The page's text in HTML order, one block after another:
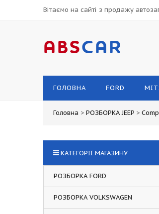
Вітаємо на сайті з продажу
ABSCAR
ГОЛОВНА FORD
Головна > РОЗБОРКА JEEP >
КАТЕГОРІЇ МАГАЗИНУ
РОЗБОРКА FORD
РОЗБОРКА VOLKSWAGEN